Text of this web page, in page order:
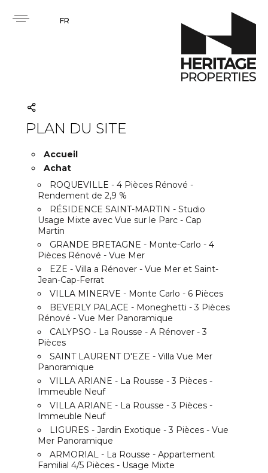
FR
PLAN DU SITE
Accueil
Achat
ROQUEVILLE - 4 Pièces Rénové -
Rendement de 2,9 %
RÉSIDENCE SAINT-MARTIN - Studio
Usage Mixte avec Vue sur le Parc - Cap
Martin
GRANDE BRETAGNE - Monte-Carlo - 4
Pièces Rénové - Vue Mer
EZE - Villa a Rénover - Vue Mer et Saint-
Jean-Cap-Ferrat
VILLA MINERVE - Monte Carlo - 6 Pièces
BEVERLY PALACE - Moneghetti - 3 Pièces
Rénové - Vue Mer Panoramique
CALYPSO - La Rousse - A Rénover - 3
Pièces
SAINT LAURENT D'EZE - Villa Vue Mer
Panoramique
VILLA ARIANE - La Rousse - 3 Pièces -
Immeuble Neuf
VILLA ARIANE - La Rousse - 3 Pièces -
Immeuble Neuf
LIGURES - Jardin Exotique - 3 Pièces - Vue
Mer Panoramique
ARMORIAL - La Rousse - Appartement
Familial 4/5 Pièces - Usage Mixte